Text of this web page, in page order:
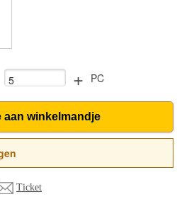
+ PC
aan winkelmandje
Ticket